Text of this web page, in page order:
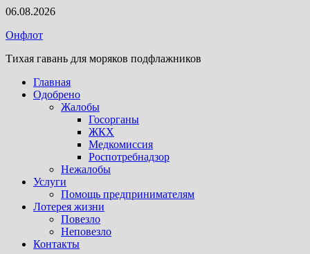
Перейти
содержимому
06.08.2026
Онфлот
Тихая гавань для моряков подфлажников
Главная
Одобрено
Жалобы
Госорганы
ЖКХ
Медкомиссия
Роспотребнадзор
Нежалобы
Услуги
Помощь предпринимателям
Лотерея жизни
Повезло
Неповезло
Контакты